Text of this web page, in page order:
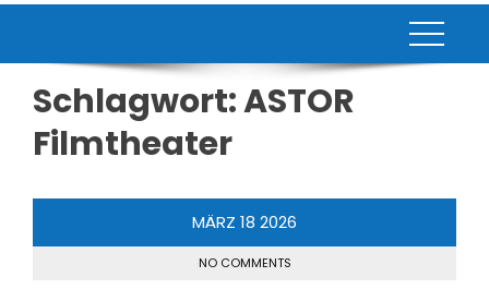
Schlagwort:ASTOR
Filmtheater
MÄRZ 18 2026
NO COMMENTS